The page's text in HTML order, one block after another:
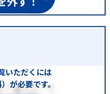
いただくには
が必要です。